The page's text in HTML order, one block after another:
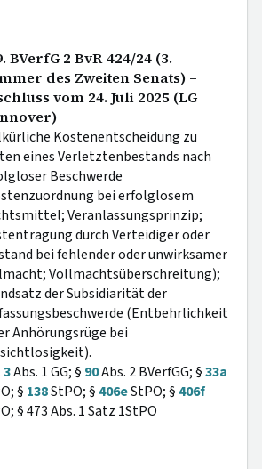
BVerfG 2 BvR 424/24 (3.
des Zweiten Senats) –
vom 24. Juli 2025 (LG
Kostenentscheidung zu
eines Verletztenbestands nach
Beschwerde
bei erfolglosem
Veranlassungsprinzip;
durch Verteidiger oder
bei fehlender oder unwirksamer
Vollmachtsüberschreitung);
der Subsidiarität der
(Entbehrlichkeit
Anhörungsrüge bei
3Abs. 1 GG; § 90Abs. 2 BVerfGG; §33a
§ 138StPO; §406eStPO; §406f
§ 473 Abs. 1 Satz 1StPO